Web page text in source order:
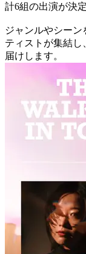
計6組の出演が決
ジャンルやシー
ティストが集結し
届けします。